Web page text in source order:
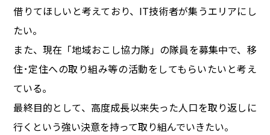
借りてほしいと考えており、IT技術者が集うエリアにし
たい。
また、現在「地域おこし協力隊」の隊員を募集中で、移
住･定住への取り組み等の活動をしてもらいたいと考え
ている。
最終目的として、高度成長以来失った人口を取り返しに
行くという強い決意を持って取り組んでいきたい。